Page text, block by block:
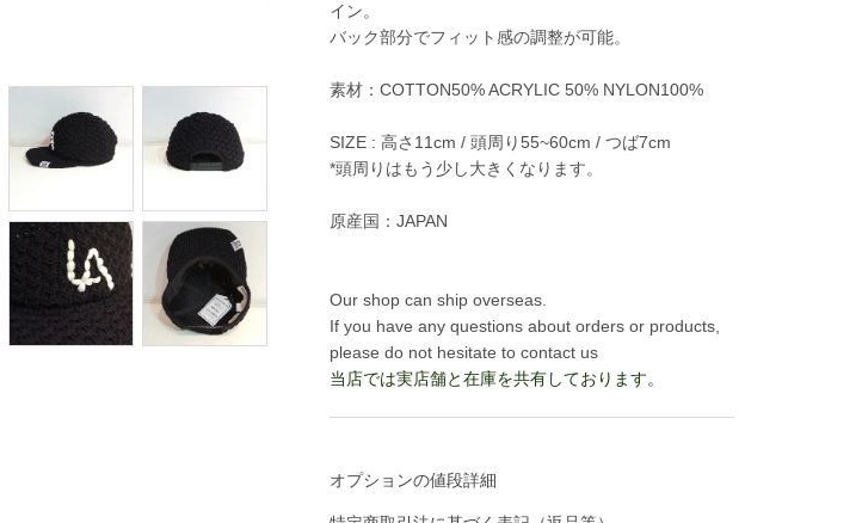
イン。
バック部分でフィット感の調整が可能。
素材：COTTON50% ACRYLIC 50% NYLON100%
SIZE : 高さ11cm / 頭周り55~60cm / つば7cm
*頭周りはもう少し大きくなります。
原産国：JAPAN
Our shop can ship overseas.
If you have any questions about orders or products,
please do not hesitate to contact us
当店では実店舗と在庫を共有しております。
オプションの値段詳細